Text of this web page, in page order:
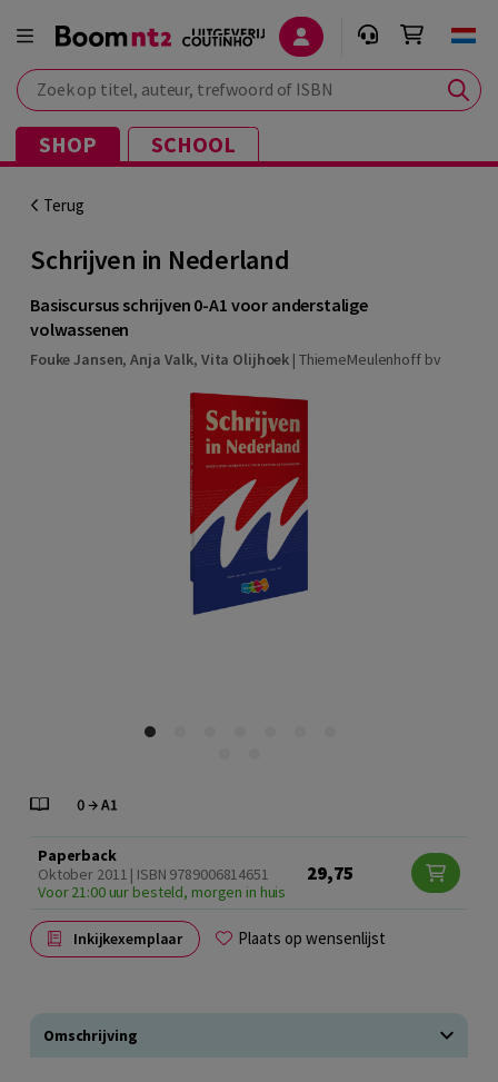
Zoek op titel, auteur, trefwoord of ISBN
SHOP SCHOOL
Terug
Schrijven in Nederland
Basiscursus schrijven 0-A1 voor anderstalige
volwassenen
Fouke Jansen,Anja Valk, Vita Olijhoek | ThiemeMeulenhoff bv
Paperback
Oktober 2011 | ISBN 9789006814651
Voor 21:00 uur besteld, morgen in huis
29,75
Inkijkexemplaar Plaats op wensenlijst
Omschrijving